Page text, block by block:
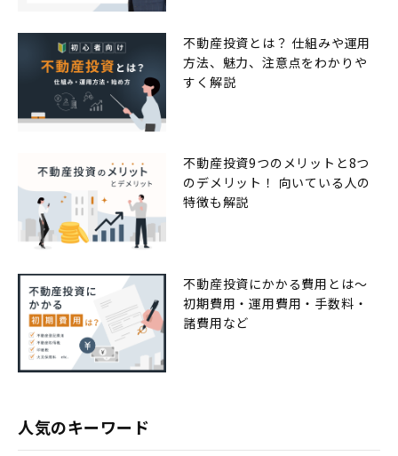
不動産投資とは？ 仕組みや運用
方法、魅力、注意点をわかりや
すく解説
不動産投資9つのメリットと8つ
のデメリット！ 向いている人の
特徴も解説
不動産投資にかかる費用とは〜
初期費用・運用費用・手数料・
諸費用など
人気のキーワード